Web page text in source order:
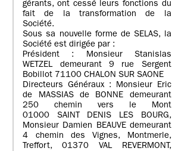
gérants, ont cessé leurs fonctions du
fait de la transformation de la
Société.
Sous sa nouvelle forme de SELAS, la
Société est dirigée par :
Président : Monsieur Stanislas
WETZEL demeurant 9 rue Sergent
Bobillot 71100 CHALON SUR SAONE
Directeurs Généraux : Monsieur Eric
de MASSIAS de BONNE demeurant
250 chemin vers le Mont
01000 SAINT DENIS LES BOURG,
Monsieur Damien BEAUVE demeurant
4 chemin des Vignes, Montmerle,
Treffort, 01370 VAL REVERMONT,